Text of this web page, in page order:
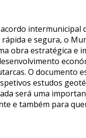
intermunicipal
rápida e segura, o
obra estratégica e
O documento
estudos
será uma
e também para